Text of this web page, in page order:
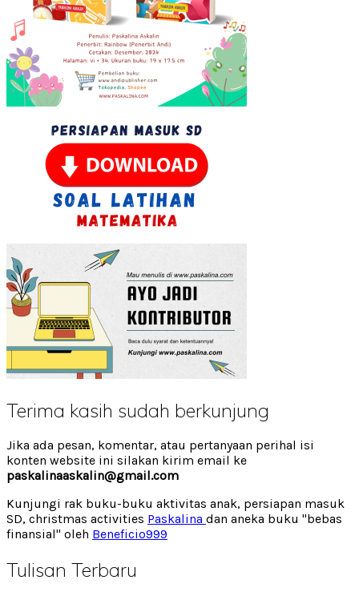
Terima kasih sudah berkunjung
Jika ada pesan, komentar, atau pertanyaan perihal isi
konten website ini silakan kirim email ke
paskalinaaskalin@gmail.com
Kunjungi rak buku-buku aktivitas anak, persiapan masuk
SD, christmas activities Paskalina dan aneka buku "bebas
finansial" oleh Beneficio999
Tulisan Terbaru